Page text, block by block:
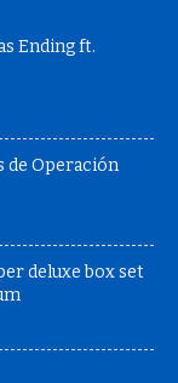
Ending ft.
de Operación
deluxe box set